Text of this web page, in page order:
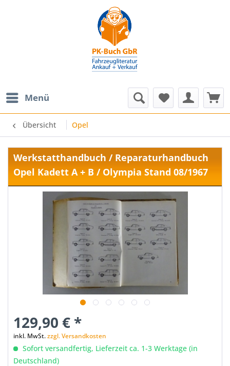
Menü
Übersicht Opel
Werkstatthandbuch / Reparaturhandbuch
Opel Kadett A + B / Olympia Stand 08/1967
129,90 € *
inkl. MwSt.zzgl. Versandkosten
Sofort versandfertig, Lieferzeit ca. 1-3 Werktage (in
Deutschland)